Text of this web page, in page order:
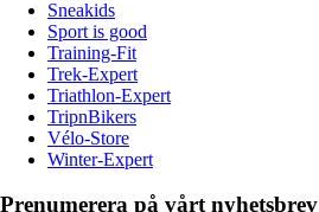
Sneakids
Sport is good
Training-Fit
Trek-Expert
Triathlon-Expert
TripnBikers
Vélo-Store
Winter-Expert
Prenumerera på vårt nyhetsbrev